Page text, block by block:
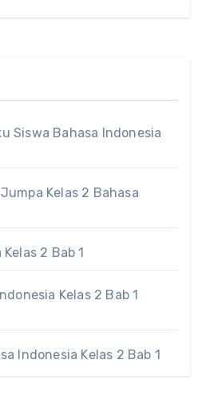
Siswa Bahasa Indonesia
Kelas 2 Bahasa
2 Bab 1
Kelas 2 Bab 1
Indonesia Kelas 2 Bab 1